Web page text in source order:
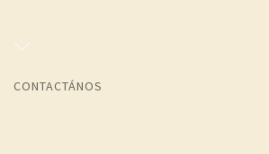
CONTACTÁNOS